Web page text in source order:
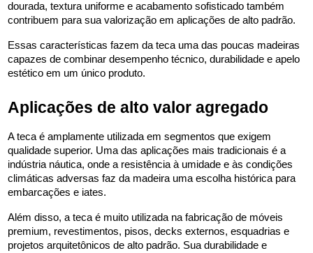
dourada, textura uniforme e acabamento sofisticado também
contribuem para sua valorização em aplicações de alto padrão.
Essas características fazem da teca uma das poucas madeiras
capazes de combinar desempenho técnico, durabilidade e apelo
estético em um único produto.
Aplicações de alto valor agregado
A teca é amplamente utilizada em segmentos que exigem
qualidade superior. Uma das aplicações mais tradicionais é a
indústria náutica, onde a resistência à umidade e às condições
climáticas adversas faz da madeira uma escolha histórica para
embarcações e iates.
Além disso, a teca é muito utilizada na fabricação de móveis
premium, revestimentos, pisos, decks externos, esquadrias e
projetos arquitetônicos de alto padrão. Sua durabilidade e